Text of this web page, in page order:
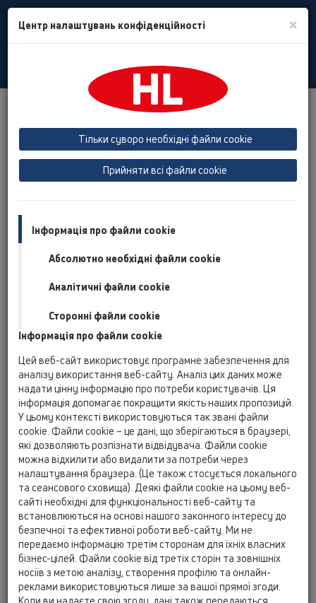
Toggle
Справочник сантехника
Калькуляционная программа подбора
вспомогательных деталей для HL801 - монтажный
элемент для ввода труб и/или кабелей в здание
программа подбора
вспомогательных деталей
для HL801 - монтажный
элемент для ввода труб и/
или кабелей в здание
HL800/160 абоHL800P/160
min:160[mm] max:165[mm]
HL800/125абоHL800P/125
min:125[mm] max:130 [mm]
HL800/110абоHL800P/110
min:110[mm] max:115[mm]
HL800/63-75або HL800P/63-75
min:63[mm] max:75[mm]
HL800.2/63-75абоHL800P.2/63-75
min:63[mm] max:75[mm]
min:63[mm] max: 75[mm]
HL800/40-50абоHL800P/40-50
Центр налаштувань конфіденційності ×
Тільки суворо необхідні файли cookie
Прийняти всі файли cookie
Інформація про файли cookie
Абсолютно необхідні файли cookie
Аналітичні файли cookie
Сторонні файли cookie
Інформація про файли cookie
Цей веб-сайт використовує програмне забезпечення для
аналізу використання веб-сайту. Аналіз цих даних може
надати цінну інформацію про потреби користувачів. Ця
інформація допомагає покращити якість наших пропозицій.
У цьому контексті використовуються так звані файли
cookie. Файли cookie – це дані, що зберігаються в браузері,
які дозволяють розпізнати відвідувача. Файли cookie
можна відхилити або видалити за потреби через
налаштування браузера. (Це також стосується локального
та сеансового сховища). Деякі файли cookie на цьому веб-
сайті необхідні для функціональності веб-сайту та
встановлюються на основі нашого законного інтересу до
безпечної та ефективної роботи веб-сайту. Ми не
передаємо інформацію третім сторонам для їхніх власних
бізнес-цілей. Файли cookie від третіх сторін та зовнішніх
носіїв з метою аналізу, створення профілю та онлайн-
реклами використовуються лише за вашої прямої згоди.